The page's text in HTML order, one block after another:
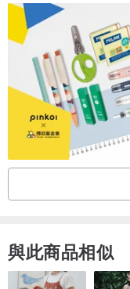
有長期實際用tī社區大
＊產品準備時間：現點
＊阮主要是台語、台文
來訊確認。
＊若需求ê量較大（50
俗ê價數。
＊另外賣場內底koh有「
＊說明書內底提供10幾
ê sńg法。
與此商品相似